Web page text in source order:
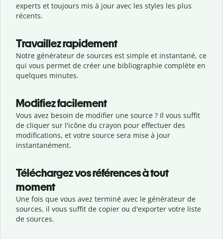
experts et toujours mis à jour avec les styles les plus
récents.
Travaillez rapidement
Notre générateur de sources est simple et instantané, ce
qui vous permet de créer une bibliographie complète en
quelques minutes.
Modifiez facilement
Vous avez besoin de modifier une source ? Il vous suffit
de cliquer sur l'icône du crayon pour effectuer des
modifications, et votre source sera mise à jour
instantanément.
Téléchargez vos références à tout
moment
Une fois que vous avez terminé avec le générateur de
sources, il vous suffit de copier ou d'exporter votre liste
de sources.